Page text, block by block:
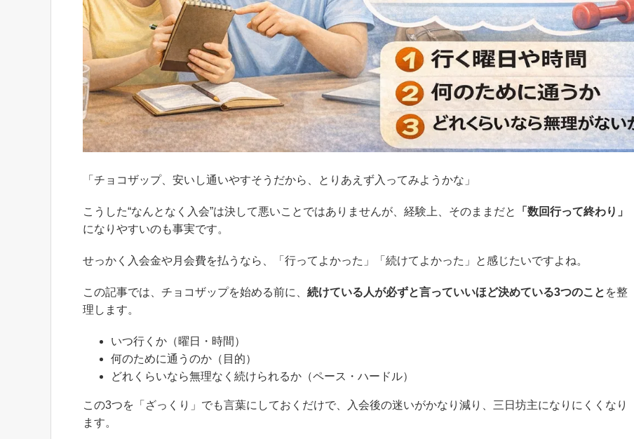
「チョコザップ、安いし通いやすそうだから、とりあえず入ってみようかな」
こうした“なんとなく入会”は決して悪いことではありませんが、経験上、そのままだと
「数回行って終わり」
になりやすいのも事実です。
せっかく入会金や月会費を払うなら、「行ってよかった」「続けてよかった」と感じたいですよね。
この記事では、チョコザップを始める前に、 続けている人が必ずと言っていいほど決めている3つのこと を整
理します。
いつ行くか（曜日・時間）
何のために通うのか（目的）
どれくらいなら無理なく続けられるか（ペース・ハードル）
この3つを「ざっくり」でも言葉にしておくだけで、入会後の迷いがかなり減り、三日坊主になりにくくなり
ます。